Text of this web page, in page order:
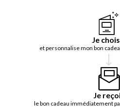
Je
et personnalise mon bon
Je
le bon cadeau immédiatement